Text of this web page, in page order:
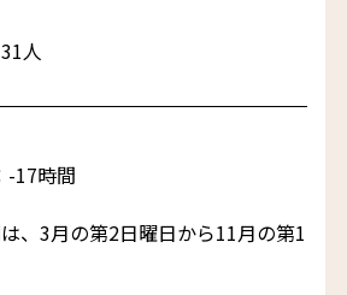
人
-17時間
、3月の第2日曜日から11月の第1